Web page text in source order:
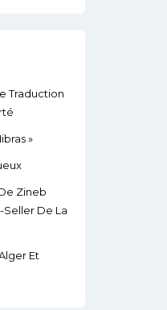
Traduction
»
Zineb
Seller De La
Et